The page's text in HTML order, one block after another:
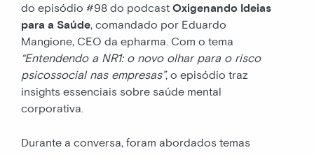
do episódio #98 do podcast Oxigenando Ideias
para a Saúde, comandado por Eduardo
Mangione, CEO da epharma. Com o tema
“Entendendo a NR1: o novo olhar para o risco
psicossocial nas empresas”, o episódio traz
insights essenciais sobre saúde mental
corporativa.
Durante a conversa, foram abordados temas